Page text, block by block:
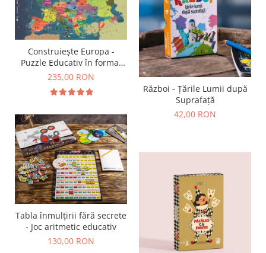
Construiește Europa -
Puzzle Educativ în format
mare - Țări, Relief, Steaguri
235,00 RON
Război - Țările Lumii după
Suprafață
42,00 RON
Tabla înmulțirii fără secrete
- Joc aritmetic educativ
130,00 RON